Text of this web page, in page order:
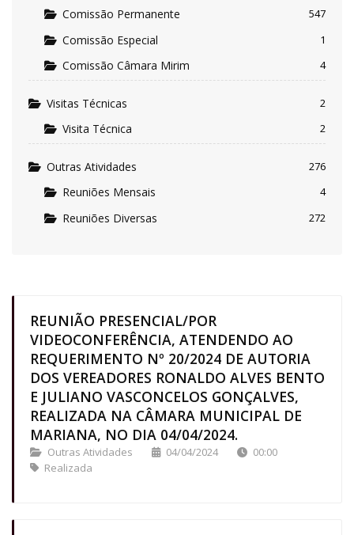
REUNIÃO PRESENCIAL/POR
VIDEOCONFERÊNCIA, ATENDENDO AO
REQUERIMENTO Nº 20/2024 DE AUTORIA
DOS VEREADORES RONALDO ALVES BENTO
E JULIANO VASCONCELOS GONÇALVES,
REALIZADA NA CÂMARA MUNICIPAL DE
MARIANA, NO DIA 04/04/2024.
Outras Atividades 04/04/2024
00:00
Realizada
Comissão Permanente 547
Comissão Especial 1
Comissão Câmara Mirim 4
Visitas Técnicas 2
Visita Técnica 2
Outras Atividades 276
Reuniões Mensais 4
Reuniões Diversas 272